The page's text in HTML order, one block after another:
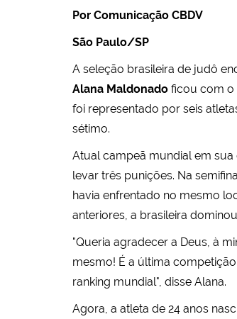
Por Comunicação CBDV
São Paulo/SP
A seleção brasileira de judô
Alana Maldonado ficou com o
foi representado por seis
sétimo.
Atual campeã mundial em sua
levar três punições. Na
havia enfrentado no mesmo
anteriores, a brasileira
"Queria agradecer a Deus, à
mesmo! É a última
ranking mundial", disse Alana.
Agora, a atleta de 24 anos